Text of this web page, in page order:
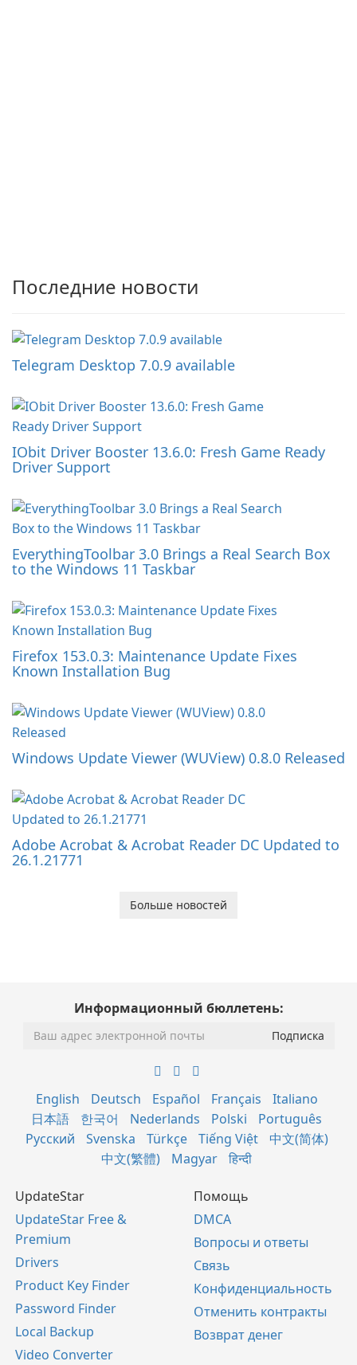
Последние новости
Telegram Desktop 7.0.9 available
IObit Driver Booster 13.6.0: Fresh Game Ready
Driver Support
EverythingToolbar 3.0 Brings a Real Search Box
to the Windows 11 Taskbar
Firefox 153.0.3: Maintenance Update Fixes
Known Installation Bug
Windows Update Viewer (WUView) 0.8.0 Released
Adobe Acrobat & Acrobat Reader DC Updated to
26.1.21771
Больше новостей
Информационный бюллетень:
English Deutsch Español Français
Italiano
日本語
한국어 Nederlands Polski
Português
Русский
Svenska Türkçe Tiếng Việt
中文(简体)
中文(繁體)
Magyar हिन्दी
UpdateStar
UpdateStar Free &
Premium
Drivers
Product Key Finder
Password Finder
Local Backup
Video Converter
Помощь
DMCA
Вопросы и ответы
Связь
Конфиденциальность
Отменить контракты
Возврат денег